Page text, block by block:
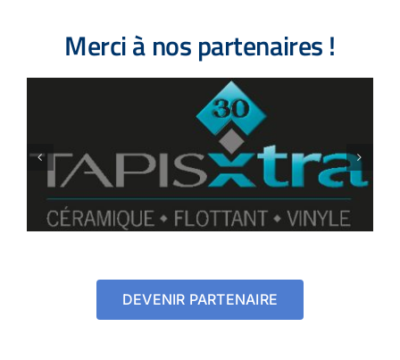
Merci à nos partenaires !
DEVENIR PARTENAIRE